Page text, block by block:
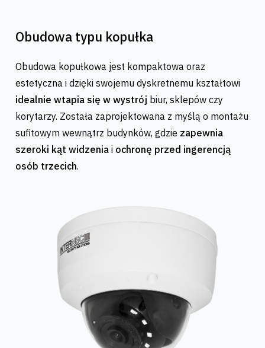
Obudowa typu kopułka
Obudowa kopułkowa jest kompaktowa oraz
estetyczna i dzięki swojemu dyskretnemu kształtowi
idealnie wtapia się w wystrój biur, sklepów czy
korytarzy. Została zaprojektowana z myślą o montażu
sufitowym wewnątrz budynków, gdzie zapewnia
szeroki kąt widzenia i ochronę przed ingerencją
osób trzecich.